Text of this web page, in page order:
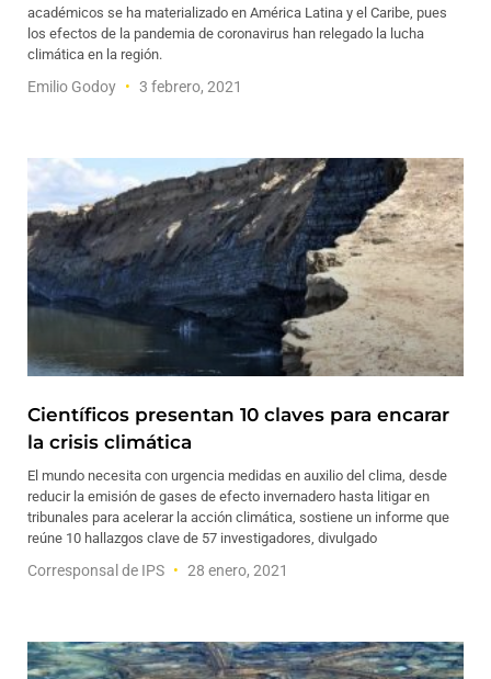
académicos se ha materializado en América Latina y el Caribe, pues
los efectos de la pandemia de coronavirus han relegado la lucha
climática en la región.
Emilio Godoy 3 febrero, 2021
Científicos presentan 10 claves para encarar
la crisis climática
El mundo necesita con urgencia medidas en auxilio del clima, desde
reducir la emisión de gases de efecto invernadero hasta litigar en
tribunales para acelerar la acción climática, sostiene un informe que
reúne 10 hallazgos clave de 57 investigadores, divulgado
Corresponsal de IPS 28 enero, 2021